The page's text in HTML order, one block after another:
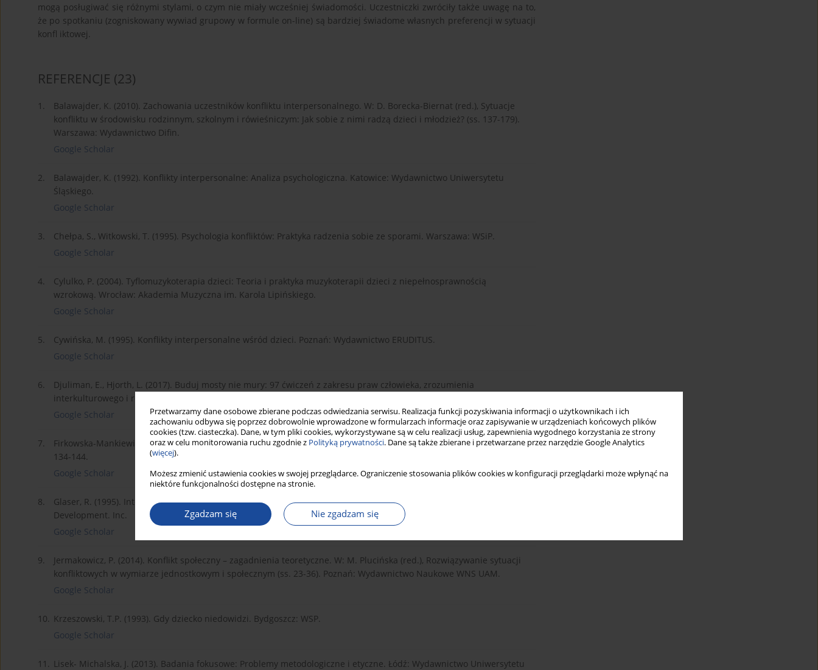
Przetwarzamy dane osobowe zbierane podczas odwiedzania serwisu. Realizacja funkcji pozyskiwania informacji o użytkownikach i ich
zachowaniu odbywa się poprzez dobrowolnie wprowadzone w formularzach informacje oraz zapisywanie w urządzeniach końcowych plików
cookies (tzw. ciasteczka). Dane, w tym pliki cookies, wykorzystywane są w celu realizacji usług, zapewnienia wygodnego korzystania ze strony
oraz w celu monitorowania ruchu zgodnie z Polityką prywatności. Dane są także zbierane i przetwarzane przez narzędzie Google Analytics
(więcej).
Możesz zmienić ustawienia cookies w swojej przeglądarce. Ograniczenie stosowania plików cookies w konfiguracji przeglądarki może wpłynąć na
niektóre funkcjonalności dostępne na stronie.
Zgadzam się Nie zgadzam się
mogą posługiwać się różnymi stylami, o czym nie miały wcześniej świadomości. Uczestniczki zwróciły także uwagę na to,
że po spotkaniu (zogniskowany wywiad grupowy w formule on-line) są bardziej świadome własnych preferencji w sytuacji
konfl iktowej.
REFERENCJE (23)
1.
Balawajder, K. (2010). Zachowania uczestników konfliktu interpersonalnego. W: D. Borecka-Biernat (red.), Sytuacje
konfliktu w środowisku rodzinnym, szkolnym i rówieśniczym: Jak sobie z nimi radzą dzieci i młodzież? (ss. 137-179).
Warszawa: Wydawnictwo Difin.
Google Scholar
2.
Balawajder, K. (1992). Konflikty interpersonalne: Analiza psychologiczna. Katowice: Wydawnictwo Uniwersytetu
Śląskiego.
Google Scholar
3.
Chełpa, S., Witkowski, T. (1995). Psychologia konfliktów: Praktyka radzenia sobie ze sporami. Warszawa: WSiP.
Google Scholar
4.
Cylulko, P. (2004). Tyflomuzykoterapia dzieci: Teoria i praktyka muzykoterapii dzieci z niepełnosprawnością
wzrokową. Wrocław: Akademia Muzyczna im. Karola Lipińskiego.
Google Scholar
5.
Cywińska, M. (1995). Konflikty interpersonalne wśród dzieci. Poznań: Wydawnictwo ERUDITUS.
Google Scholar
6.
Djuliman, E., Hjorth, L. (2017). Buduj mosty nie mury: 97 ćwiczeń z zakresu praw człowieka, zrozumienia
interkulturowego i rozwiązywania konfliktów. Warszawa: Wydawnictwo Akademickie DIALOG.
Google Scholar
7.
Firkowska-Mankiewicz, A. (1999). Jakość życia rodzin z dzieckiem niepełnosprawnym, Psychologia Wychowawcza, 2,
134-144.
Google Scholar
8.
Glaser, R. (1995). Interpersonal Influence Inventory. King of Prussia, Pennsylvania: Organizational Design and
Development. Inc.
Google Scholar
9.
Jermakowicz, P. (2014). Konflikt społeczny – zagadnienia teoretyczne. W: M. Plucińska (red.), Rozwiązywanie sytuacji
konfliktowych w wymiarze jednostkowym i społecznym (ss. 23-36). Poznań: Wydawnictwo Naukowe WNS UAM.
Google Scholar
10. Krzeszowski, T.P. (1993). Gdy dziecko niedowidzi. Bydgoszcz: WSP.
Google Scholar
11. Lisek- Michalska, J. (2013). Badania fokusowe: Problemy metodologiczne i etyczne. Łódź: Wydawnictwo Uniwersytetu